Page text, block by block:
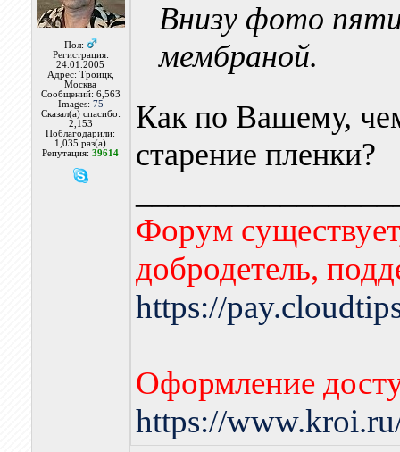
Пол:
Регистрация:
24.01.2005
Адрес: Троицк,
Москва
Сообщений: 6,563
Images: 75
Сказал(а) спасибо:
2,153
Поблагодарили:
1,035 раз(а)
Репутация:39614
Внизу фото
мембраной.
Как по Вашему,
старение пленки?
Форум
добродетель,
https://
Оформление
https://